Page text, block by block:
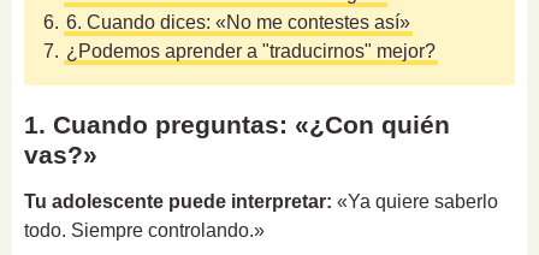
6. 6. Cuando dices: «No me contestes así»
7. ¿Podemos aprender a "traducirnos" mejor?
1. Cuando preguntas: «¿Con quién
vas?»
Tu adolescente puede interpretar: «Ya quiere saberlo
todo. Siempre controlando.»